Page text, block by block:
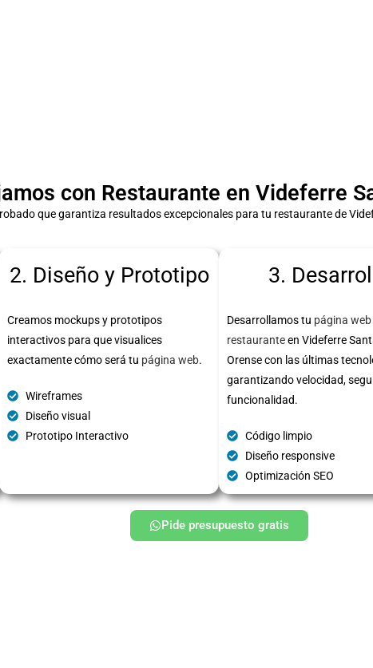
con Restaurante en Videferre
que garantiza resultados excepcionales para tu restaurante de
2. Diseño y Prototipo
Creamos mockups y prototipos
interactivos para que visualices
exactamente cómo será tu página web.
Wireframes
Diseño visual
Prototipo Interactivo
3.
Desarrollamos tu página
restauranteen Videferre
Orense con las últimas
garantizando velocidad,
funcionalidad.
Código limpio
Diseño responsive
Optimización SEO
Pide presupuesto gratis